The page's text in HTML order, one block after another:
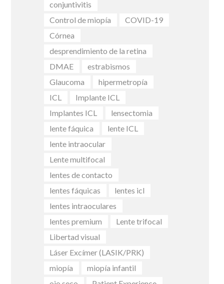
conjuntivitis
Control de miopía
COVID-19
Córnea
desprendimiento de la retina
DMAE
estrabismos
Glaucoma
hipermetropía
ICL
Implante ICL
Implantes ICL
lensectomia
lente fáquica
lente ICL
lente intraocular
Lente multifocal
lentes de contacto
lentes fáquicas
lentes icl
lentes intraoculares
lentes premium
Lente trifocal
Libertad visual
Láser Excímer (LASIK/PRK)
miopía
miopía infantil